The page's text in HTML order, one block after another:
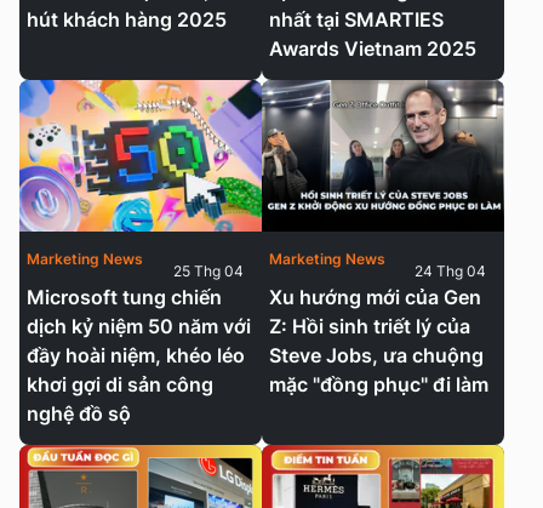
hút khách hàng 2025
nhất tại SMARTIES
Awards Vietnam 2025
Microsoft tung chiến
dịch kỷ niệm 50 năm với
đầy hoài niệm, khéo léo
khơi gợi di sản công
nghệ đồ sộ
Marketing News
25 Thg 04
Xu hướng mới của Gen
Z: Hồi sinh triết lý của
Steve Jobs, ưa chuộng
mặc "đồng phục" đi làm
Marketing News
24 Thg 04